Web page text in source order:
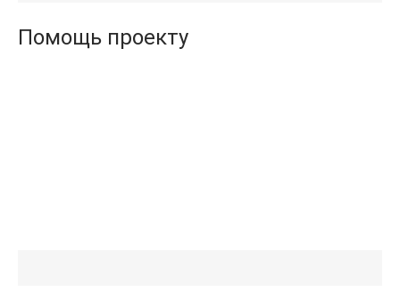
Помощь проекту